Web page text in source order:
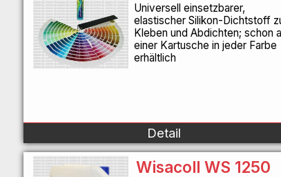
Universell einsetzbarer,
elastischer Silikon-Dichtstoff
Kleben und Abdichten; schon
einer Kartusche in jeder Farbe
erhältlich
Detail
Wisacoll WS 1250